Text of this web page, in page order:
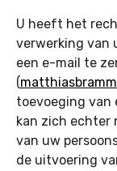
U heeft het
verwerking van
een e-mail te
(
toevoeging van
kan zich echter
van uw
de uitvoering